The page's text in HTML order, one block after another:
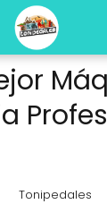
Tonipedales